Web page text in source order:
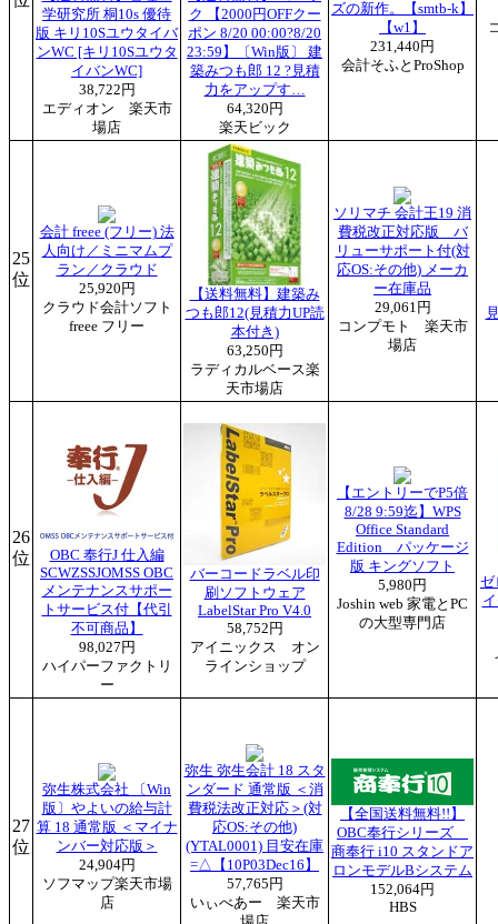
学研究所 桐10s 優待
版 キリ10Sユウタイバ
ンWC [キリ10Sユウタ
イバンWC]
38,722円
エディオン 楽天市
場店
ク 【2000円OFFクー
ポン 8/20 00:00?8/20
23:59】〔Win版〕 建
築みつも郎 12 ?見積
力をアップす…
64,320円
楽天ビック
ズの新作。【smtb-k】
【w1】
231,440円
会計そふとProShop
25
位
会計 freee (フリー) 法
人向け／ミニマムプ
ラン／クラウド
25,920円
クラウド会計ソフト
freee フリー
【送料無料】建築み
つも郎12(見積力UP読
本付き)
63,250円
ラディカルベース楽
天市場店
ソリマチ 会計王19 消
費税改正対応版 バ
リューサポート付(対
応OS:その他) メーカ
ー在庫品
29,061円
コンプモト 楽天市
場店
26
位
OBC 奉行J 仕入編
SCWZSSJOMSS OBC
メンテナンスサポー
トサービス付【代引
不可商品】
98,027円
ハイパーファクトリ
ー
バーコードラベル印
刷ソフトウェア
LabelStar Pro V4.0
58,752円
アイニックス オン
ラインショップ
【エントリーでP5倍
8/28 9:59迄】WPS
Office Standard
Edition パッケージ
版 キングソフト
5,980円
Joshin web 家電とPC
の大型専門店
ゼ
27
位
弥生株式会社 〔Win
版〕やよいの給与計
算 18 通常版 ＜マイナ
ンバー対応版＞
24,904円
ソフマップ楽天市場
店
弥生 弥生会計 18 スタ
ンダード 通常版 ＜消
費税法改正対応＞(対
応OS:その他)
(YTAL0001) 目安在庫
=△【10P03Dec16】
57,765円
いぃべあー 楽天市
【全国送料無料!!】
OBC奉行シリーズ
商奉行 i10 スタンドア
ロンモデルBシステム
152,064円
HBS